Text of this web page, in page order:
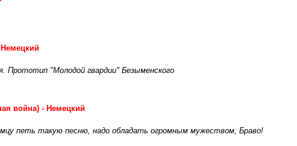
Немецкий
Прототип "Молодой гвардии" Безыменского
война) - Немецкий
петь такую песню, надо обладать огромным мужеством, Браво!